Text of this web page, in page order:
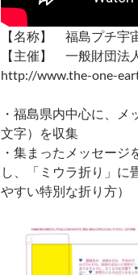
【名称】 福島プチ宇
【主催】 一般財団法
http://www.the-one-
・福島県内中心に、
文字）を収集
・集まったメッセー
し、「ミウラ折り」に
やすい特別な折り方）